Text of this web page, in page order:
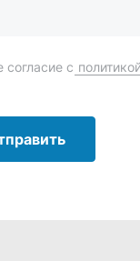
+7 (904)